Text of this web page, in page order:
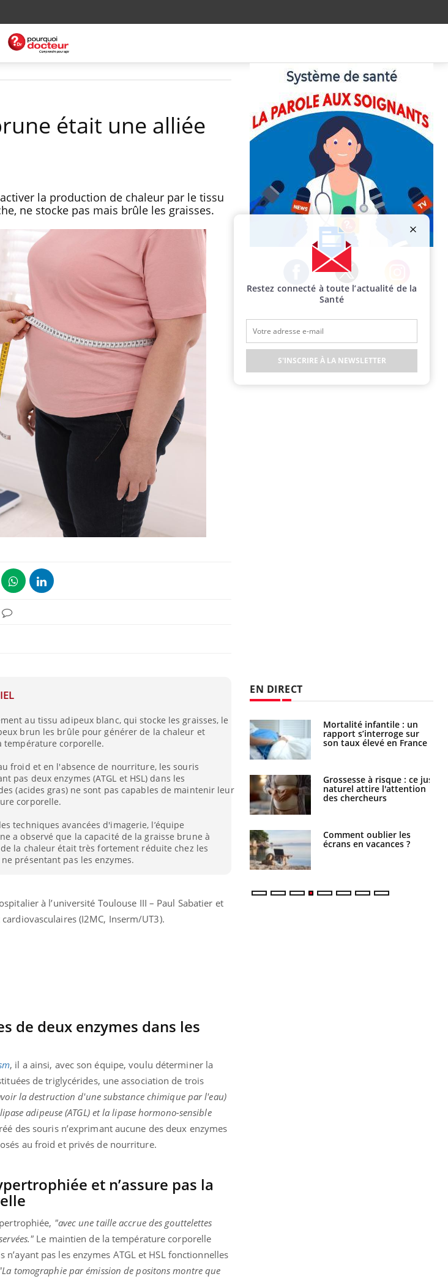
était une alliée
la production de chaleur par le tissu
ne stocke pas mais brûle les graisses.
au tissu adipeux blanc, qui stocke les graisses, le
brun les brûle pour générer de la chaleur et
température corporelle.
froid et en l'absence de nourriture, les souris
pas deux enzymes (ATGL et HSL) dans les
(acides gras) ne sont pas capables de maintenir leur
corporelle.
techniques avancées d'imagerie, l’équipe
a observé que la capacité de la graisse brune à
la chaleur était très fortement réduite chez les
présentant pas les enzymes.
à l’université Toulouse III – Paul Sabatier et
(I2MC, Inserm/UT3).
de deux enzymes dans les
, il a ainsi, avec son équipe, voulu déterminer la
de triglycérides, une association de trois
la destruction d'une substance chimique par l'eau)
adipeuse (ATGL) et la lipase hormono-sensible
des souris n’exprimant aucune des deux enzymes
au froid et privés de nourriture.
et n’assure pas la
"avec une taille accrue des gouttelettes
Le maintien de la température corporelle
pas les enzymes ATGL et HSL fonctionnelles
tomographie par émission de positons montre que
Facebook Twitter Instagram
EN DIRECT
du sommeil
cerveau !
est-il trop
simplement
?
enfants :
à
pour les
Syndrome métabolique :
quels sont les meilleurs
Comment éviter une otite
pendant les vacances ?
Hantavirus : un cas
détecté chez un touriste
en France
Mortalité infantile : un
rapport s’interroge sur
son taux élevé en France
Grossesse à risque : ce jus
naturel attire l'attention
des chercheurs
Comment oublier les
écrans en vacances ?
Restez connecté à toute l’actualité de la
Santé
S'INSCRIRE À LA NEWSLETTER